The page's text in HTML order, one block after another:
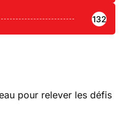
132
pour relever les défis